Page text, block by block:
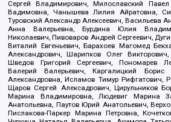
Сергей Владимирович, Милославский
Вадимовна, Чанышева Лилия Айратовна,
Туровский Александр Алексеевич, Васильева
Анна Валерьевна, Бурдина Юлия
Николаевич, Пивоваров Андрей Сергеевич,
Виталий Евгеньевич, Барахоев Магомед
Александрович, Шарипков Олег
Шведов Григорий Сергеевич, Пономарев
Валерий Валерьевич, Каргалицкий
Александровна, Исламов Тимур Рифгатович,
Щаров Сергей Алексадрович, Цирульников
Марина Владимировна, Людевиг Марина
Анатольевна, Паутов Юрий Анатольевич,
Пислакова-Паркер Марина Петровна,